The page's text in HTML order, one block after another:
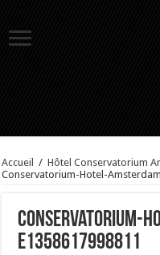
Accueil / Hôtel Conservatorium
Conservatorium-Hotel-
Conservatorium-
e1358617998811